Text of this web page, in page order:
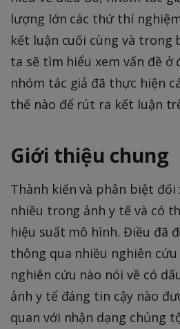
lượng lớn các thứ thí
kết luận cuối cùng và trong
ta sẽ tìm hiểu xem vấn đề ở
nhóm tác giả đã thực hiện
thế nào để rút ra kết luận
Giới thiệu chung
Thành kiến và phân biệt đối
nhiều trong ảnh y tế và có
hiệu suất mô hình. Điều đã
thông qua nhiều nghiên
nghiên cứu nào nói về có
ảnh y tế đáng tin cậy nào
quan với nhận dạng chủng